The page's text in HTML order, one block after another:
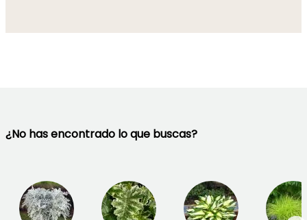
¿No has encontrado lo que buscas?